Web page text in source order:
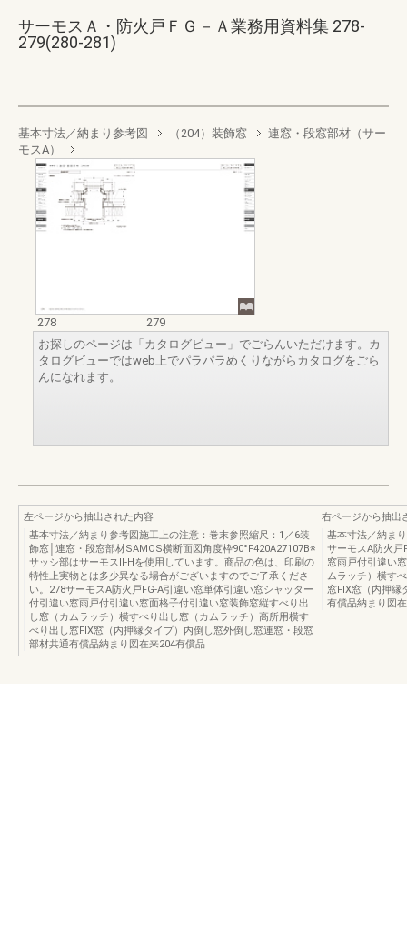
サーモスＡ・防火戸ＦＧ－Ａ業務用資料集 278-
279(280-281)
基本寸法／納まり参考図 （204）装飾窓
連窓・段窓部材（サー
モスA）
278
279
お探しのページは「カタログビュー」でごらんいただけます。カ
タログビューではweb上でパラパラめくりながらカタログをごら
んになれます。
左ページから抽出された内容
基本寸法／納まり参考図施工上の注意：巻末参照縮尺：1／6装
飾窓│連窓・段窓部材SAMOS横断面図角度枠90°F420A27107B※
サッシ部はサーモスⅡ-Hを使用しています。商品の色は、印刷の
特性上実物とは多少異なる場合がございますのでご了承くださ
い。278サーモスA防火戸FG-A引違い窓単体引違い窓シャッター
付引違い窓雨戸付引違い窓面格子付引違い窓装飾窓縦すべり出
し窓（カムラッチ）横すべり出し窓（カムラッチ）高所用横す
べり出し窓FIX窓（内押縁タイプ）内倒し窓外倒し窓連窓・段窓
部材共通有償品納まり図在来204有償品
右ページから抽出
基本寸法／納ま
サーモスA防火戸
窓雨戸付引違い
ムラッチ）横す
窓FIX窓（内押縁
有償品納まり図